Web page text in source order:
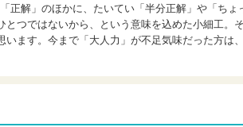
正解」のほかに、たいてい「半分正解」や「ちょ
つではないから、という意味を込めた小細工。
ます。今まで「大人力」が不足気味だった方は